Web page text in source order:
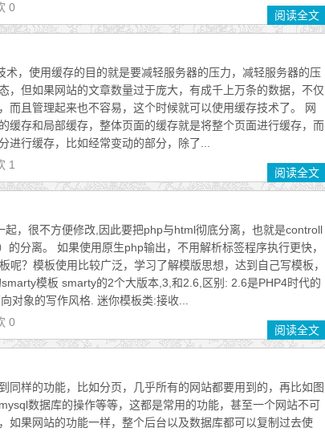
0
阅读全文
术，使用缓存的目的就是要减轻服务器的压力，减轻服务器的压
，但如果网站的文章数量过于庞大，有成千上万条的数据，不仅
而且管理起来也不容易，这个时候就可以使用缓存技术了。 网
缓存和局部缓存，整体页面的缓存就是将整个页面进行缓存，而
进行缓存，比如经常变动的部分，除了...
1
阅读全文
起，很不方便修改,因此要把php与html彻底分离，也就是controll
的分离。 如果使用原生php输出，不用解析标签程序执行更快，
呢？模板使用比较广泛，学习了解模版思想，达到自己写模板，
模板 smarty的2个大版本,3,和2.6,区别: 2.6是PHP4时代的
对象的写作风格. 迷你模板类:接收...
0
阅读全文
同样的功能，比如分页，几乎所有的网站都要用到的，再比如图
数据库的操作等等，这都是常用的功能，甚至一个网站不可
如果网站的功能一样，整个后台以及数据库都可以复制过去使